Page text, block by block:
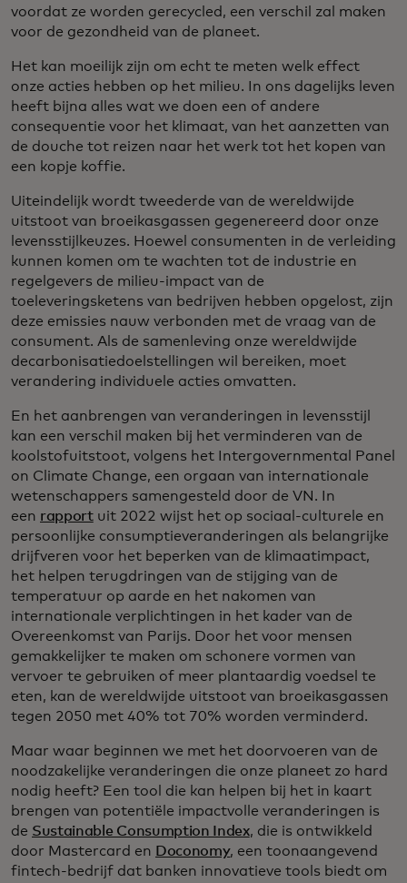
voordat ze worden gerecycled, een verschil zal maken
voor de gezondheid van de planeet.
Het kan moeilijk zijn om echt te meten welk effect
onze acties hebben op het milieu. In ons dagelijks leven
heeft bijna alles wat we doen een of andere
consequentie voor het klimaat, van het aanzetten van
de douche tot reizen naar het werk tot het kopen van
een kopje koffie.
Uiteindelijk wordt tweederde van de wereldwijde
uitstoot van broeikasgassen gegenereerd door onze
levensstijlkeuzes. Hoewel consumenten in de verleiding
kunnen komen om te wachten tot de industrie en
regelgevers de milieu-impact van de
toeleveringsketens van bedrijven hebben opgelost, zijn
deze emissies nauw verbonden met de vraag van de
consument. Als de samenleving onze wereldwijde
decarbonisatiedoelstellingen wil bereiken, moet
verandering individuele acties omvatten.
En het aanbrengen van veranderingen in levensstijl
kan een verschil maken bij het verminderen van de
koolstofuitstoot, volgens het Intergovernmental Panel
on Climate Change, een orgaan van internationale
wetenschappers samengesteld door de VN. In
een rapportuit 2022 wijst het op sociaal-culturele en
persoonlijke consumptieveranderingen als belangrijke
drijfveren voor het beperken van de klimaatimpact,
het helpen terugdringen van de stijging van de
temperatuur op aarde en het nakomen van
internationale verplichtingen in het kader van de
Overeenkomst van Parijs. Door het voor mensen
gemakkelijker te maken om schonere vormen van
vervoer te gebruiken of meer plantaardig voedsel te
eten, kan de wereldwijde uitstoot van broeikasgassen
tegen 2050 met 40% tot 70% worden verminderd.
Maar waar beginnen we met het doorvoeren van de
noodzakelijke veranderingen die onze planeet zo hard
nodig heeft? Een tool die kan helpen bij het in kaart
brengen van potentiële impactvolle veranderingen is
de Sustainable Consumption Index, die is ontwikkeld
door Mastercard en Doconomy, een toonaangevend
fintech-bedrijf dat banken innovatieve tools biedt om